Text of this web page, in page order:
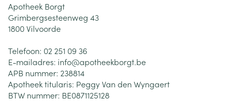
Apotheek Borgt
Grimbergsesteenweg 43
1800Vilvoorde
Telefoon: 02 251 09 36
E-mailadres: info@apotheekborgt.be
APB nummer: 238814
Apotheek titularis: Peggy Van den Wyngaert
BTW nummer: BE0871125128